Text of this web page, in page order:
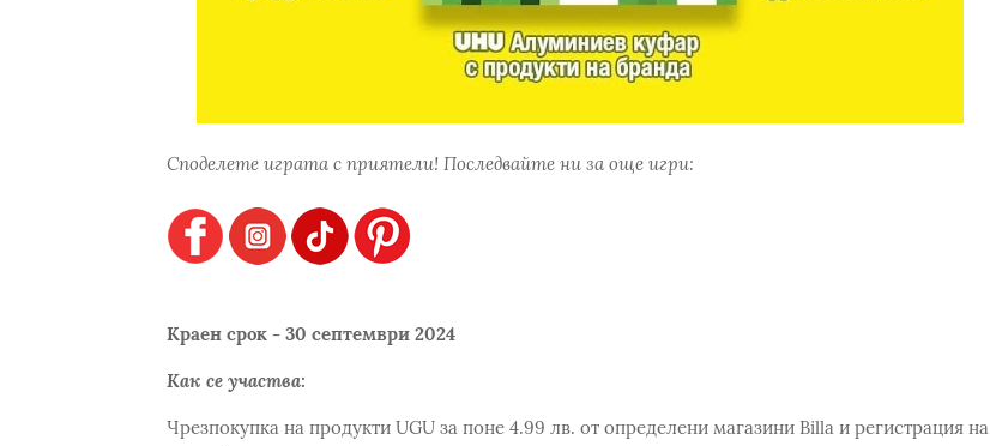
Споделете играта с приятели! Последвайте ни за още игри:
Краен срок - 30 септември 2024
Как се участва:
Чрезпокупка на продукти UGU за поне 4.99 лв. от определени магазини Billa и регистрация на